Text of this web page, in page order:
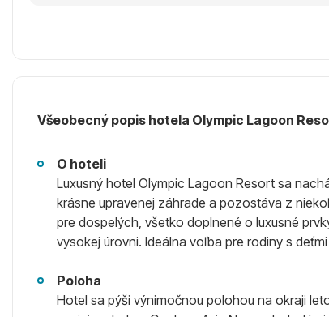
Všeobecný popis hotela Olympic Lagoon
O hoteli
Luxusný hotel Olympic Lagoon Resort sa
krásne upravenej záhrade a pozostáva z
pre dospelých, všetko doplnené o luxusné
vysokej úrovni. Ideálna voľba pre rodiny s
Poloha
Hotel sa pýši výnimočnou polohou na okraji